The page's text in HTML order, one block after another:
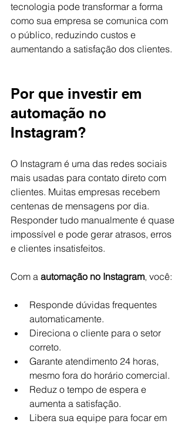
tecnologia pode transformar a forma
como sua empresa se comunica com
o público, reduzindo custos e
aumentando a satisfação dos clientes.
Por que investir em
automação no
Instagram?
O Instagram é uma das redes sociais
mais usadas para contato direto com
clientes. Muitas empresas recebem
centenas de mensagens por dia.
Responder tudo manualmente é quase
impossível e pode gerar atrasos, erros
e clientes insatisfeitos.
Com a automação no Instagram, você:
Responde dúvidas frequentes
automaticamente.
Direciona o cliente para o setor
correto.
Garante atendimento 24 horas,
mesmo fora do horário comercial.
Reduz o tempo de espera e
aumenta a satisfação.
Libera sua equipe para focar em